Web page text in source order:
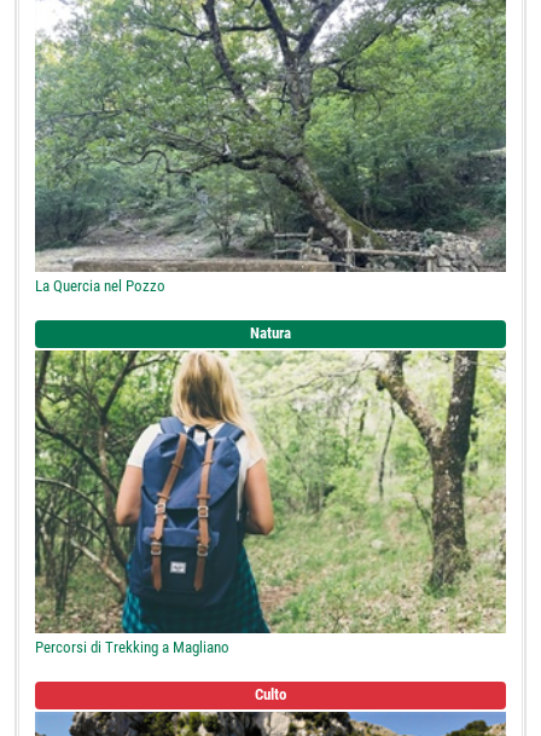
La Quercia nel Pozzo
Natura
Percorsi di Trekking a Magliano
Culto